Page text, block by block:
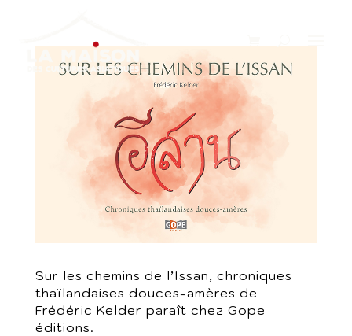
Sur les chemins de l’Issan, chroniques
thaïlandaises douces-amères de
Frédéric Kelder paraît chez Gope
éditions.